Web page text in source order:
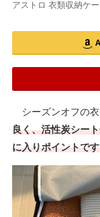
アストロ 衣類収納ケ
シーズンオフの衣
良く、活性炭シー
に入りポイントで